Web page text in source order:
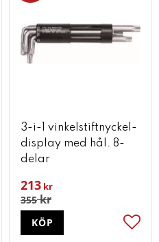
till i favoriter
3-i-1 vinkelstiftnyckel-
display med hål. 8-
delar
213 kr
355kr
KÖP